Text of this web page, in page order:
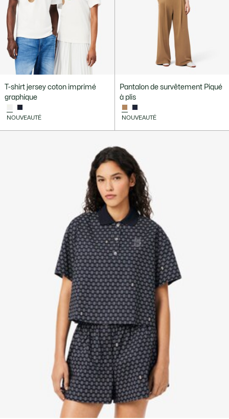
T-shirt jersey coton imprimé
graphique
NOUVEAUTÉ
Pantalon de survêtement Piqué
à plis
NOUVEAUTÉ